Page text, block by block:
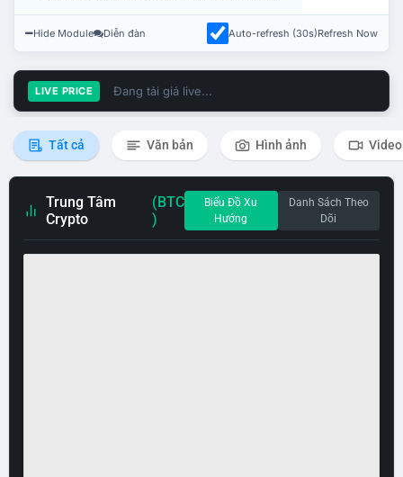
Hide Module Diễn đàn Auto-refresh (30s)Refresh Now
LIVE PRICE Đang tải giá live...
Tất cả Văn bản Hình ảnh Video
Trung Tâm
Crypto
(BTC
)
Biểu Đồ Xu
Hướng
Danh Sách Theo
Dõi